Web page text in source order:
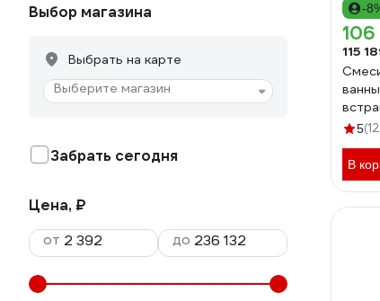
Выбор магазина
Выбрать на карте
Выберите магазин
Забрать сегодня
Цена, ₽
от
до
-
115
5
В